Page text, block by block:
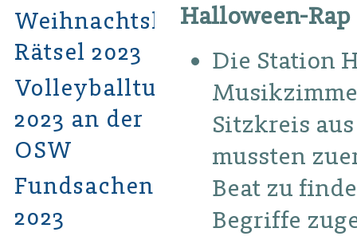
Halloween-Rap
Die Station
Sitzkreis
mussten
Beat zu
Begriffe
Weihnachtshits-
Rätsel 2023
Volleyballturnier
2023 an der
OSW
Fundsachen
2023